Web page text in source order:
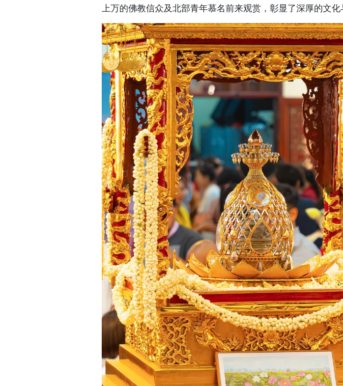
上万的佛教信众及北部青年慕名前来观赏，彰显了深厚的文化